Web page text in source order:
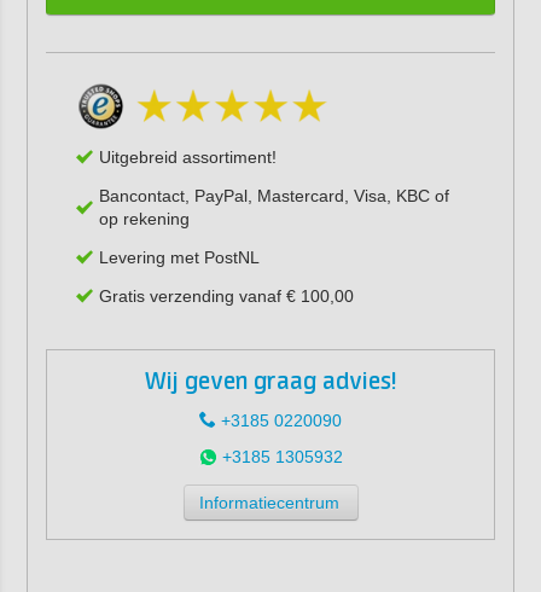
Uitgebreid assortiment!
Bancontact, PayPal, Mastercard, Visa, KBC of
op rekening
Levering met PostNL
Gratis verzending vanaf € 100,00
Wij geven graag advies!
+3185 0220090
+3185 1305932
Informatiecentrum